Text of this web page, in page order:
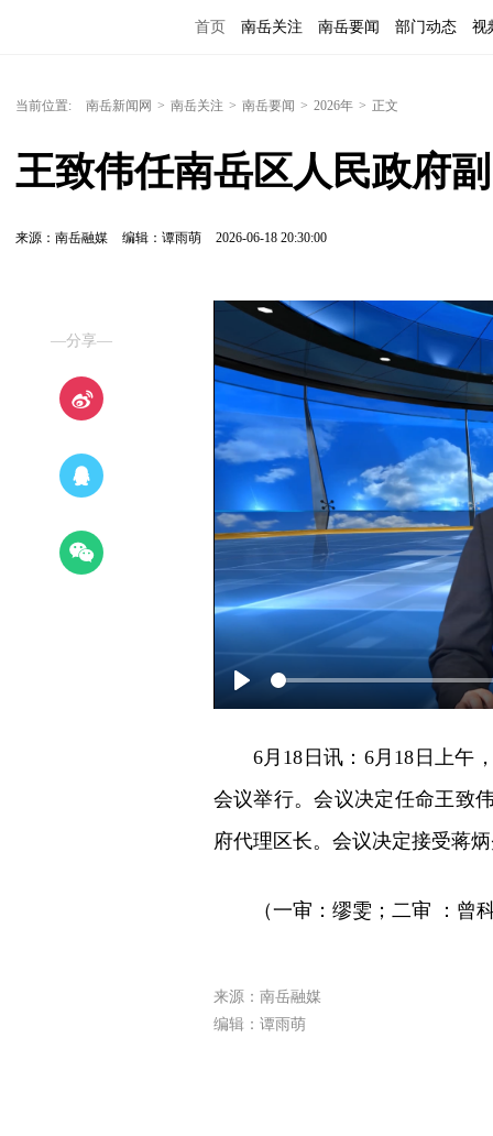
首页 南岳关注 南岳要闻 部门动态 视
当前位置: 南岳新闻网 > 南岳关注 > 南岳要闻 > 2026年 > 正文
王致伟任南岳区人民政府
来源：南岳融媒 编辑：谭雨萌 2026-06-18 20:30:00
—分享—
Play
6月18日讯：6月18日上午
会议举行。会议决定任命王致
府代理区长。会议决定接受蒋
（一审：缪雯；二审 ：曾
来源：南岳融媒
编辑：谭雨萌